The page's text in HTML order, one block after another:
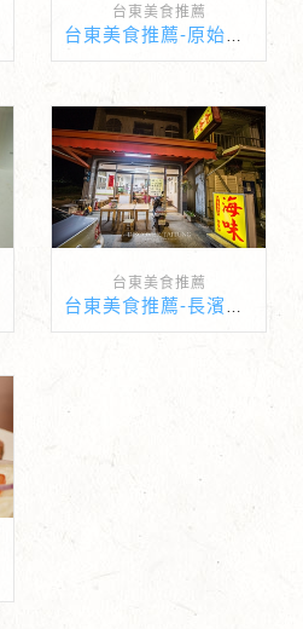
台東美食推薦
台東美食推薦-原始部落山地美食
台東美食推薦